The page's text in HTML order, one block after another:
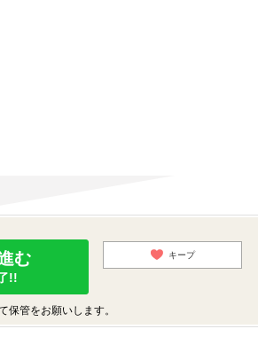
む
!!
キープ
管をお願いします。